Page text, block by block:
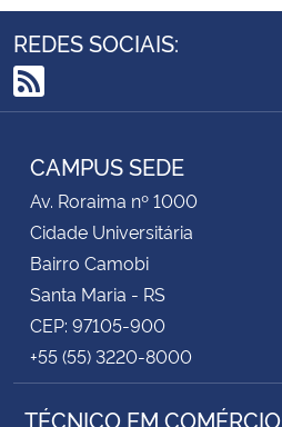
REDES SOCIAIS:
RSS
CAMPUS SEDE
Av. Roraima nº 1000
Cidade Universitária
Bairro Camobi
Santa Maria - RS
CEP: 97105-900
+55 (55) 3220-8000
TÉCNICO EM COMÉRCIO